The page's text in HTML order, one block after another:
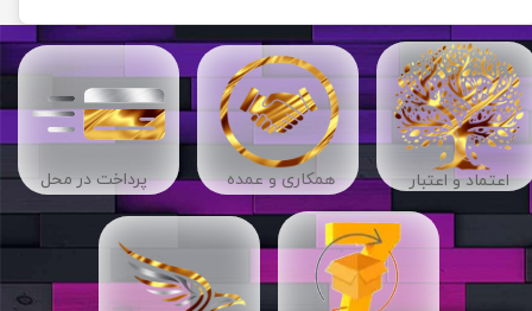
اعتماد و اعتبار پرداخت در محل ​​همکاری و عمده